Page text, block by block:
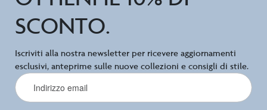
SCONTO.
Iscriviti alla nostra newsletter per ricevere aggiornamenti
esclusivi, anteprime sulle nuove collezioni e consigli di stile.